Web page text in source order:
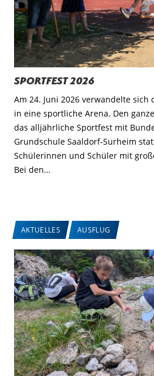
Sportfest 2026
Am 24. Juni 2026 verwandelte sich
in eine sportliche Arena. Den
das alljährliche Sportfest mit
Grundschule Saaldorf-Surheim
Schülerinnen und Schüler mit
Bei den…
AKTUELLES AUSFLUG